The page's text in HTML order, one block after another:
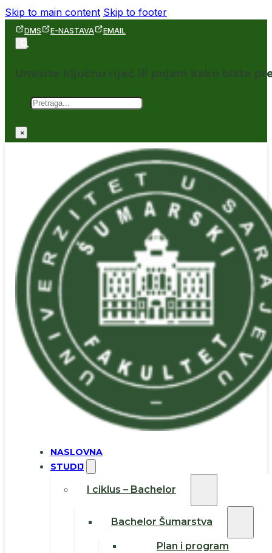
Skip to main content Skip to footer
DMS E-NASTAVA EMAIL
Unesite ključnu riječ ili pojam kako biste
Pretraga
×
NASLOVNA
STUDIJ
I ciklus – Bachelor
Bachelor Šumarstva
Plan i program